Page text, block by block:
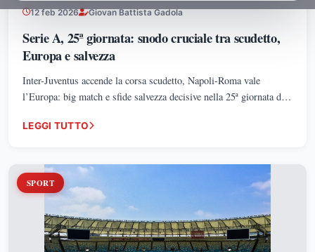
12 feb 2026 Giovan Battista Gadola
Serie A, 25ª giornata: snodo cruciale tra scudetto,
Europa e salvezza
Inter-Juventus accende la corsa scudetto, Napoli-Roma vale
l’Europa: big match e sfide salvezza decisive nella 25ª giornata di
LEGGI TUTTO
SPORT